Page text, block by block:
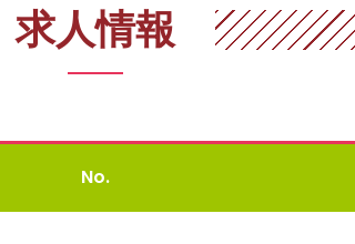
求人情報
No.